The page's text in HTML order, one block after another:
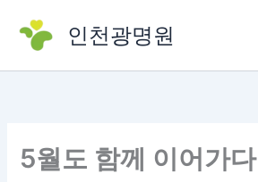
로
인천광명원
5월도 함께 이어가다